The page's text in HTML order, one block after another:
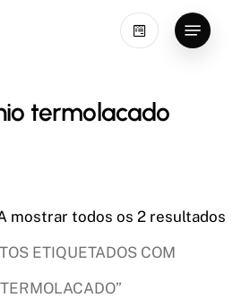
Menu
termolacado
mostrar todos os 2 resultados
ETIQUETADOS COM